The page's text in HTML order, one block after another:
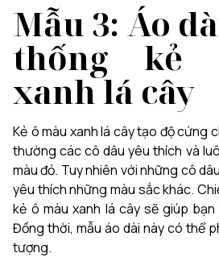
Mẫu 3: Áo
thống kẻ
xanh lá cây
Kẻ ô màu xanh lá cây tạo độ cứng
thường các cô dâu yêu thích và
màu đỏ. Tuy nhiên với những cô
yêu thích những màu sắc khác.
kẻ ô màu xanh lá cây sẽ giúp
Đồng thời, mẫu áo dài này có thể
tượng.